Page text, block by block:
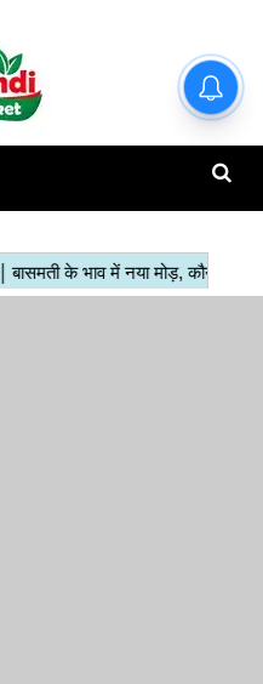
मंडियों के ताजा रेट | देखें इस
में